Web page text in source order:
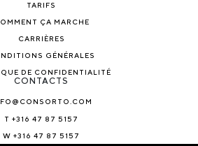
TARIFS
ÇA MARCHE
CARRIÈRES
GÉNÉRALES
DE CONFIDENTIALITÉ
CONTACTS
T +316 47 87 5157
W +316 47 87 5157